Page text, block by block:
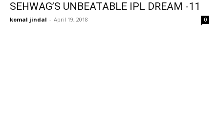
SEHWAG’S UNBEATABLE IPL DREAM -11
komal jindal - April 19, 2018 0